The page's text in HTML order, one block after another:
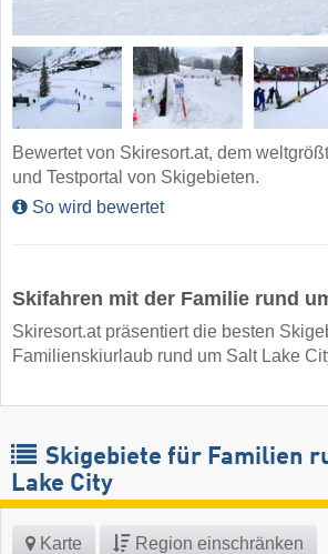
Bewertet von Skiresort.at, dem
und Testportal von Skigebieten.
So wird bewertet
Skifahren mit der Familie rund
Skiresort.at präsentiert die besten
Familienskiurlaub rund um Salt Lake
Skigebiete für Familien
Lake City
Karte Region einschränken